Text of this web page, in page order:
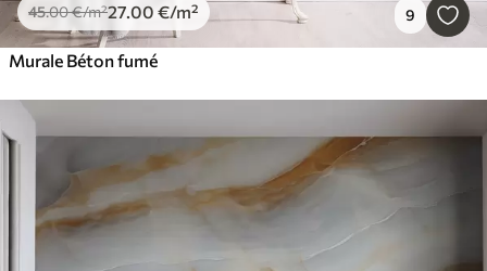
45.00€/m²27.00 €/m² 9
Murale Béton fumé